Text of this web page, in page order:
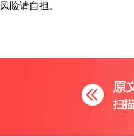
风险请自担。